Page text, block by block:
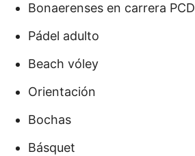
Bonaerenses en carrera PCD
Pádel adulto
Beach vóley
Orientación
Bochas
Básquet